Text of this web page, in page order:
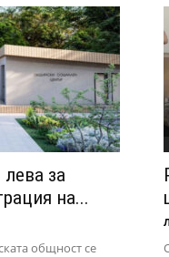
за
на...
общност се